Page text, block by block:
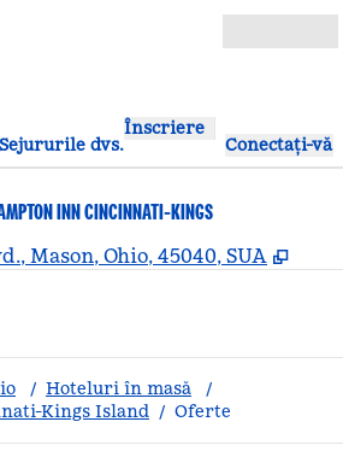
Sejururile dvs.
Înscriere
Conectați-vă
INN CINCINNATI-KINGS
Mason, Ohio, 45040, SUA ,
/ Hoteluri în masă
/
Kings Island / Oferte